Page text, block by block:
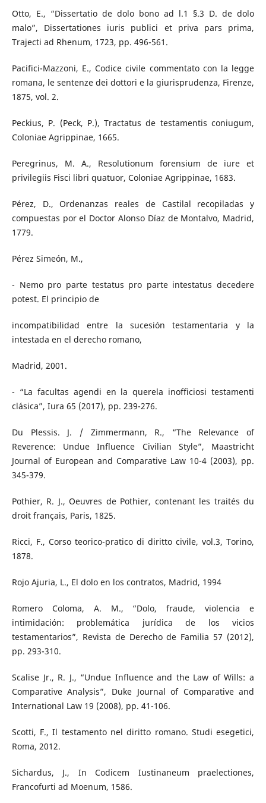
Otto, E., “Dissertatio de dolo bono ad l.1 §.3 D. de dolo
malo”, Dissertationes iuris publici et priva pars prima,
Trajecti ad Rhenum, 1723, pp. 496-561.
Pacifici-Mazzoni, E., Codice civile commentato con la legge
romana, le sentenze dei dottori e la giurisprudenza, Firenze,
1875, vol. 2.
Peckius, P. (Peck, P.), Tractatus de testamentis coniugum,
Coloniae Agrippinae, 1665.
Peregrinus, M. A., Resolutionum forensium de iure et
privilegiis Fisci libri quatuor, Coloniae Agrippinae, 1683.
Pérez, D., Ordenanzas reales de Castilal recopiladas y
compuestas por el Doctor Alonso Díaz de Montalvo, Madrid,
1779.
Pérez Simeón, M.,
- Nemo pro parte testatus pro parte intestatus decedere
potest. El principio de
incompatibilidad entre la sucesión testamentaria y la
intestada en el derecho romano,
Madrid, 2001.
- “La facultas agendi en la querela inofficiosi testamenti
clásica”, Iura 65 (2017), pp. 239-276.
Du Plessis. J. / Zimmermann, R., “The Relevance of
Reverence: Undue Influence Civilian Style”, Maastricht
Journal of European and Comparative Law 10-4 (2003), pp.
345-379.
Pothier, R. J., Oeuvres de Pothier, contenant les traités du
droit français, Paris, 1825.
Ricci, F., Corso teorico-pratico di diritto civile, vol.3, Torino,
1878.
Rojo Ajuria, L., El dolo en los contratos, Madrid, 1994
Romero Coloma, A. M., “Dolo, fraude, violencia e
intimidación: problemática jurídica de los vicios
testamentarios”, Revista de Derecho de Familia 57 (2012),
pp. 293-310.
Scalise Jr., R. J., “Undue Influence and the Law of Wills: a
Comparative Analysis”, Duke Journal of Comparative and
International Law 19 (2008), pp. 41-106.
Scotti, F., Il testamento nel diritto romano. Studi esegetici,
Roma, 2012.
Sichardus, J., In Codicem Iustinaneum praelectiones,
Francofurti ad Moenum, 1586.